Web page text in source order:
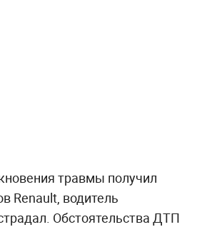
травмы получил
Renault, водитель
Обстоятельства ДТП